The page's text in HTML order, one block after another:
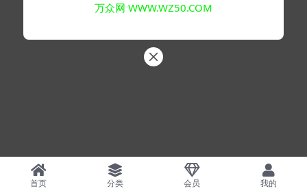
首页 分类 会员 我的
万众网 WWW.WZ50.COM